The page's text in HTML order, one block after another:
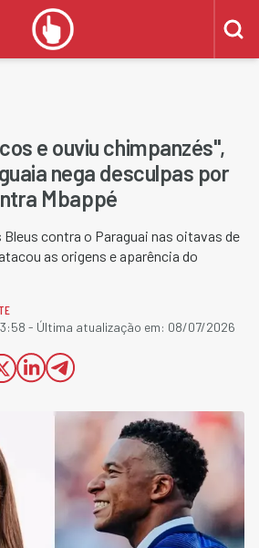
e ouviu chimpanzés",
nega desculpas por
Mbappé
contra o Paraguai nas oitavas de
as origens e aparência do
- Última atualização em: 08/07/2026